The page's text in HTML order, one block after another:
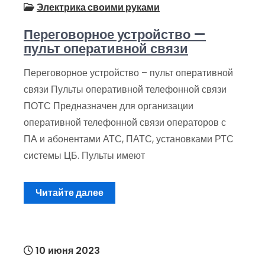
Электрика своими руками
Переговорное устройство —
пульт оперативной связи
Переговорное устройство – пульт оперативной
связи Пульты оперативной телефонной связи
ПОТС Предназначен для организации
оперативной телефонной связи операторов с
ПА и абонентами АТС, ПАТС, установками РТС
системы ЦБ. Пульты имеют
Читайте далее
10 июня 2023